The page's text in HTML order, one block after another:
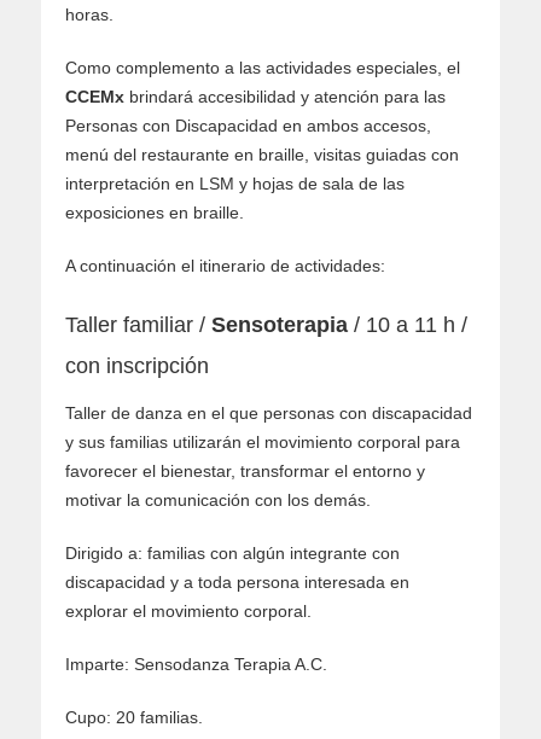
horas.
Como complemento a las actividades especiales, el
CCEMx brindará accesibilidad y atención para las
Personas con Discapacidad en ambos accesos,
menú del restaurante en braille, visitas guiadas con
interpretación en LSM y hojas de sala de las
exposiciones en braille.
A continuación el itinerario de actividades:
Taller familiar / Sensoterapia / 10 a 11 h /
con inscripción
Taller de danza en el que personas con discapacidad
y sus familias utilizarán el movimiento corporal para
favorecer el bienestar, transformar el entorno y
motivar la comunicación con los demás.
Dirigido a: familias con algún integrante con
discapacidad y a toda persona interesada en
explorar el movimiento corporal.
Imparte: Sensodanza Terapia A.C.
Cupo: 20 familias.